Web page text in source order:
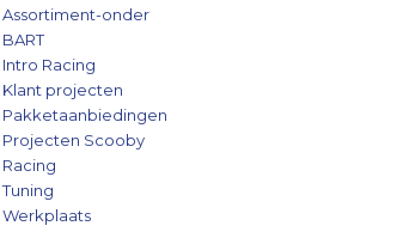
Assortiment-onder
BART
Intro Racing
Klant projecten
Pakketaanbiedingen
Projecten Scooby
Racing
Tuning
Werkplaats